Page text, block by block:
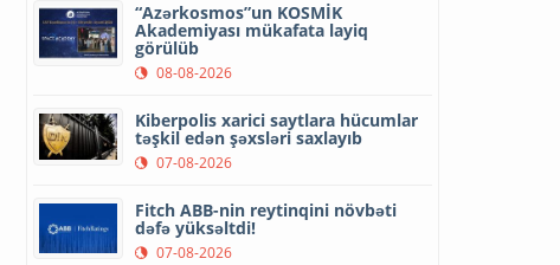
“Azərkosmos”un KOSMİK
Akademiyası mükafata layiq
görülüb
08-08-2026
Kiberpolis xarici saytlara hücumlar
təşkil edən şəxsləri saxlayıb
07-08-2026
Fitch ABB-nin reytinqini növbəti
dəfə yüksəltdi!
07-08-2026